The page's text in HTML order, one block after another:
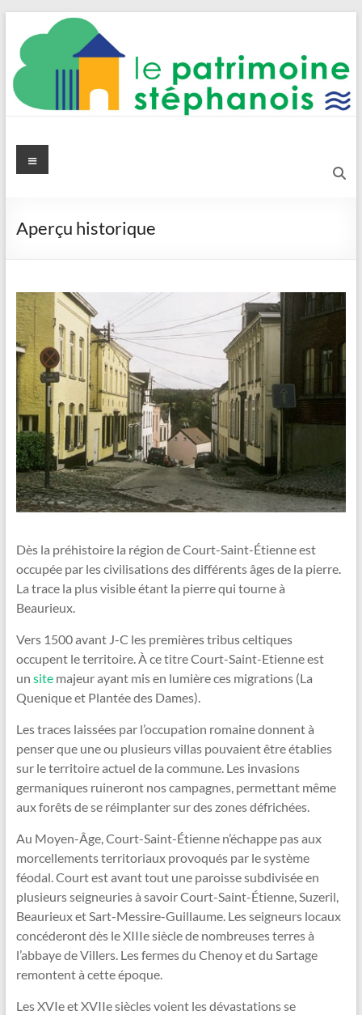
contenu
Le Patrimoine stéphanois
Menu
Aperçu historique
Dès la préhistoire la région de Court-Saint-Étienne est
occupée par les civilisations des différents âges de la pierre.
La trace la plus visible étant la pierre qui tourne à
Beaurieux.
Vers 1500 avant J-C les premières tribus celtiques
occupent le territoire. À ce titre Court-Saint-Etienne est
un sitemajeur ayant mis en lumière ces migrations (La
Quenique et Plantée des Dames).
Les traces laissées par l’occupation romaine donnent à
penser que une ou plusieurs villas pouvaient être établies
sur le territoire actuel de la commune. Les invasions
germaniques ruineront nos campagnes, permettant même
aux forêts de se réimplanter sur des zones défrichées.
Au Moyen-Âge, Court-Saint-Étienne n’échappe pas aux
morcellements territoriaux provoqués par le système
féodal. Court est avant tout une paroisse subdivisée en
plusieurs seigneuries à savoir Court-Saint-Étienne, Suzeril,
Beaurieux et Sart-Messire-Guillaume. Les seigneurs locaux
concéderont dès le XIIIe siècle de nombreuses terres à
l’abbaye de Villers. Les fermes du Chenoy et du Sartage
remontent à cette époque.
Les XVIe et XVIIe siècles voient les dévastations se